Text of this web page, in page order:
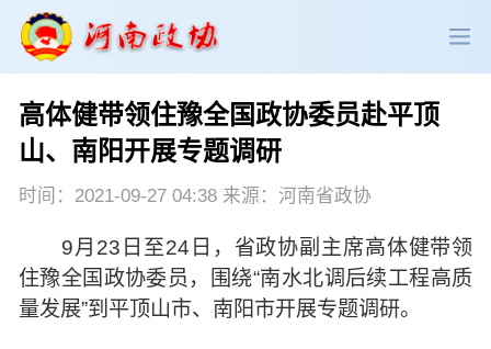
政协领导 政协新闻 政协机构
政协党建 政协工作 会议活动
委员履职 政协论坛 专委会工作
党派团体 市县政协 专题荟萃
高体健带领住豫全国政协委员赴平顶
山、南阳开展专题调研
时间：2021-09-27 04:38 来源：河南省政协
9月23日至24日，省政协副主席高体健带领
住豫全国政协委员，围绕“南水北调后续工程高质
量发展”到平顶山市、南阳市开展专题调研。